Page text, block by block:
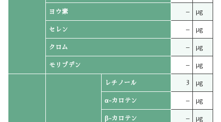
ヨウ素 – μg
セレン – μg
クロム – μg
モリブデン – μg
レチノール 3 μg
α-カロテン – μg
β-カロテン – μg